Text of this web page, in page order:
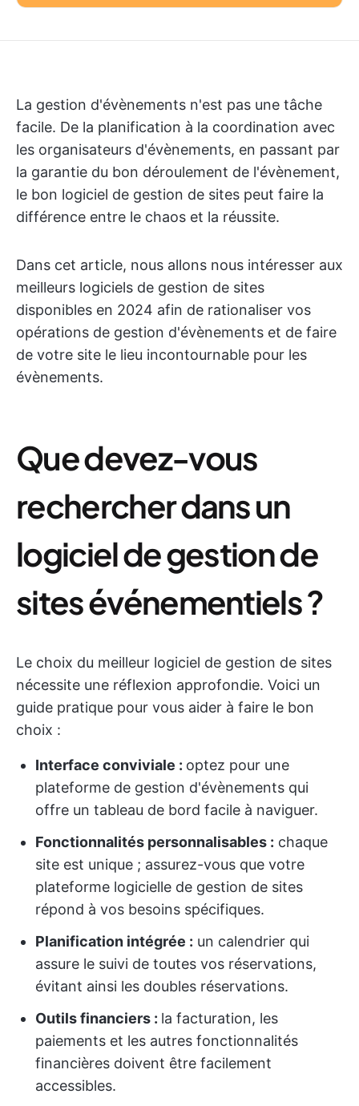
La gestion d'évènements n'est pas une tâche
facile. De la planification à la coordination avec
les organisateurs d'évènements, en passant par
la garantie du bon déroulement de l'évènement,
le bon logiciel de gestion de sites peut faire la
différence entre le chaos et la réussite.
Dans cet article, nous allons nous intéresser aux
meilleurs logiciels de gestion de sites
disponibles en 2024 afin de rationaliser vos
opérations de gestion d'évènements et de faire
de votre site le lieu incontournable pour les
évènements.
Que devez-vous
rechercher dans un
logiciel de gestion de
sites événementiels ?
Le choix du meilleur logiciel de gestion de sites
nécessite une réflexion approfondie. Voici un
guide pratique pour vous aider à faire le bon
choix :
Interface conviviale : optez pour une
plateforme de gestion d'évènements qui
offre un tableau de bord facile à naviguer.
Fonctionnalités personnalisables : chaque
site est unique ; assurez-vous que votre
plateforme logicielle de gestion de sites
répond à vos besoins spécifiques.
Planification intégrée : un calendrier qui
assure le suivi de toutes vos réservations,
évitant ainsi les doubles réservations.
Outils financiers : la facturation, les
paiements et les autres fonctionnalités
financières doivent être facilement
accessibles.